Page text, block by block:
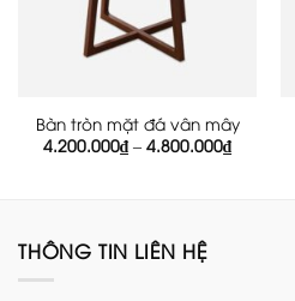
Bàn tròn mặt đá vân mây
4.200.000₫ – 4.800.000₫Khoảng
giá:
THÔNG TIN LIÊN HỆ